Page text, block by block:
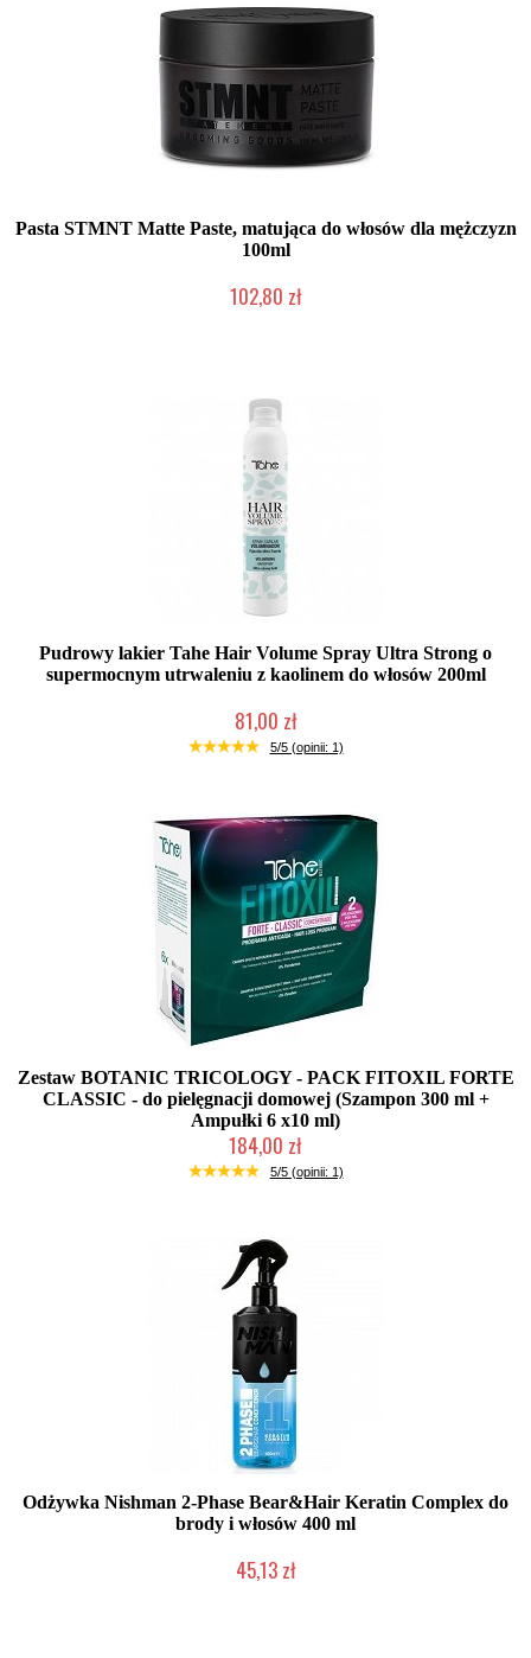
Pasta STMNT Matte Paste, matująca do włosów dla mężczyzn
100ml
102,80 zł
Pudrowy lakier Tahe Hair Volume Spray Ultra Strong o
supermocnym utrwaleniu z kaolinem do włosów 200ml
81,00 zł
Duża ilość (wysyłka w 24h)
5/5 (opinii: 1)
Zestaw BOTANIC TRICOLOGY - PACK FITOXIL FORTE
CLASSIC - do pielęgnacji domowej (Szampon 300 ml +
Ampułki 6 x10 ml)
184,00 zł
Duża ilość (wysyłka w 24h)
5/5 (opinii: 1)
Odżywka Nishman 2-Phase Bear&Hair Keratin Complex do
brody i włosów 400 ml
45,13 zł